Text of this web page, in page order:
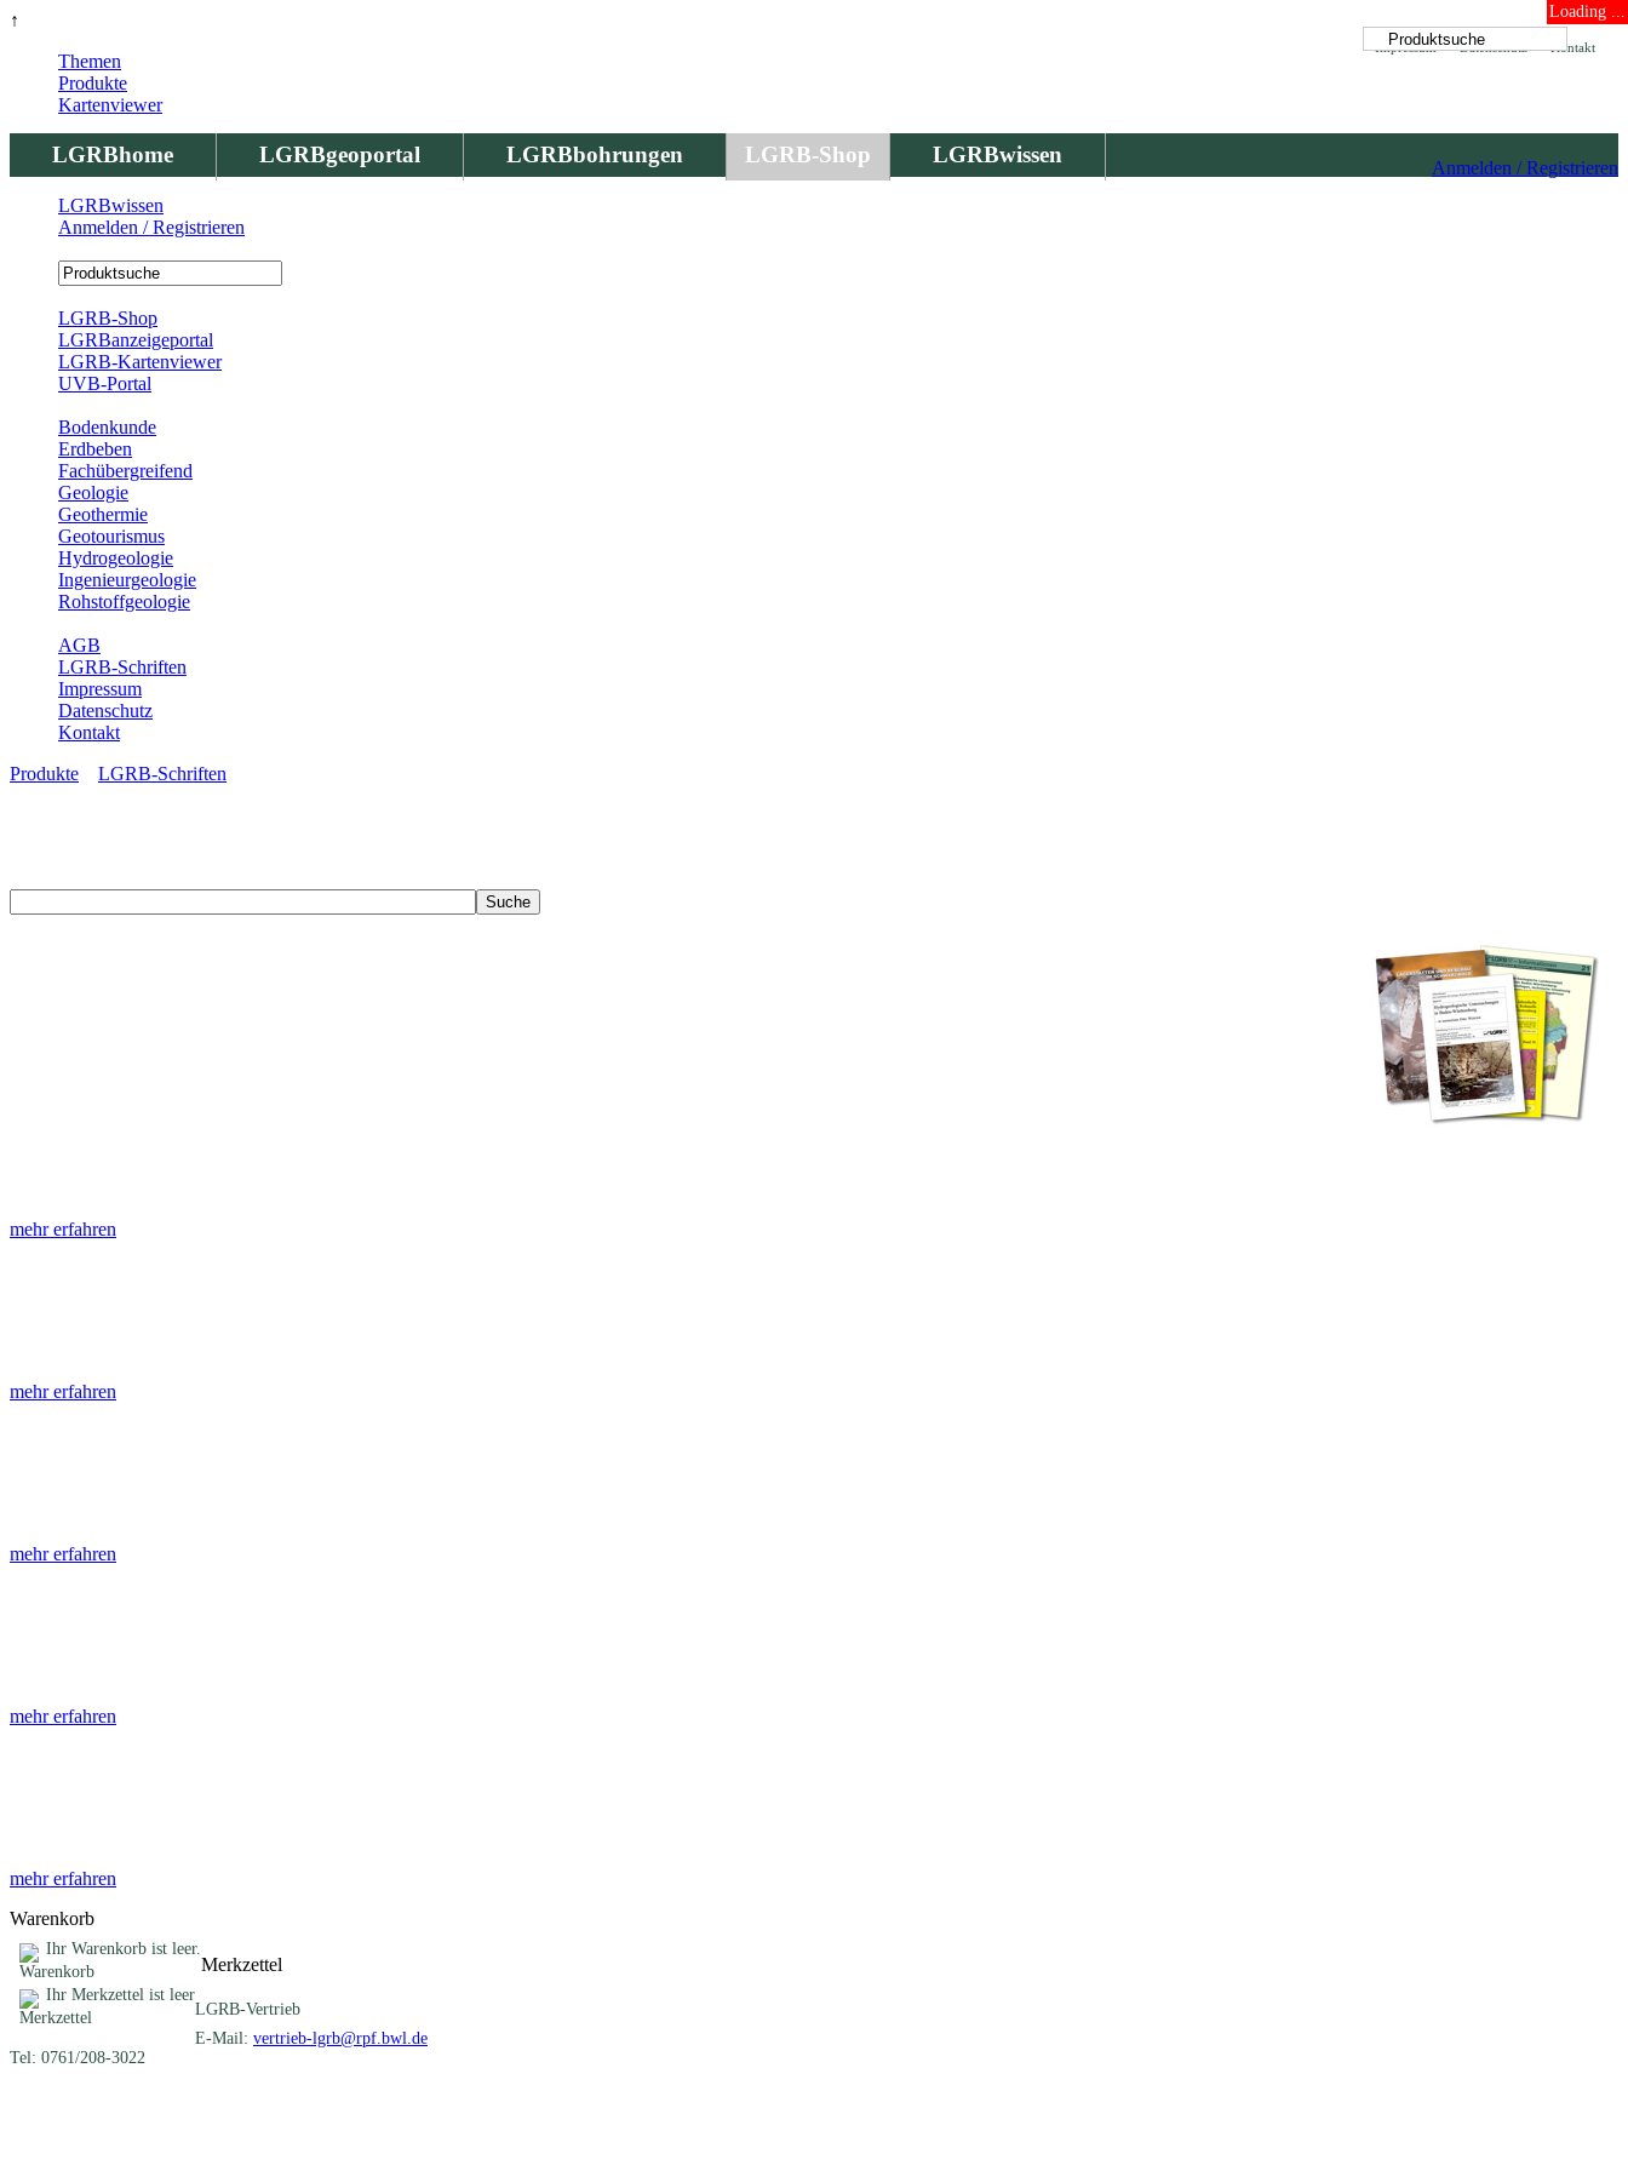
↑ Loading ...
Kontakt
Datenschutz
Impressum
LGRBhome LGRBgeoportal LGRBbohrungen LGRB-Shop LGRBwissen
Anmelden / Registrieren
Themen
Produkte
Kartenviewer
LGRBwissen
Anmelden / Registrieren
LGRB-Shop
LGRBanzeigeportal
LGRB-Kartenviewer
UVB-Portal
Bodenkunde
Erdbeben
Fachübergreifend
Geologie
Geothermie
Geotourismus
Hydrogeologie
Ingenieurgeologie
Rohstoffgeologie
AGB
LGRB-Schriften
Impressum
Datenschutz
Kontakt
Produkte
LGRB-Schriften
mehr erfahren
mehr erfahren
mehr erfahren
mehr erfahren
mehr erfahren
Warenkorb
Ihr Warenkorb ist leer.
Merkzettel
Ihr Merkzettel ist leer
LGRB-Vertrieb
E-Mail: vertrieb-lgrb@rpf.bwl.de
Tel: 0761/208-3022